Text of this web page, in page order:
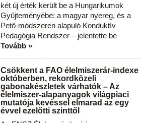
két új érték került be a Hungarikumok
Gyűjteményébe: a magyar nyereg, és a
Pető-módszeren alapuló Konduktív
Pedagógia Rendszer – jelentette be
Tovább »
Csökkent a FAO élelmiszerár-indexe
októberben, rekordközeli
gabonakészletek várhatók – Az
élelmiszer-alapanyagok világpiaci
mutatója kevéssel elmarad az egy
évvel ezelőtti szinttől